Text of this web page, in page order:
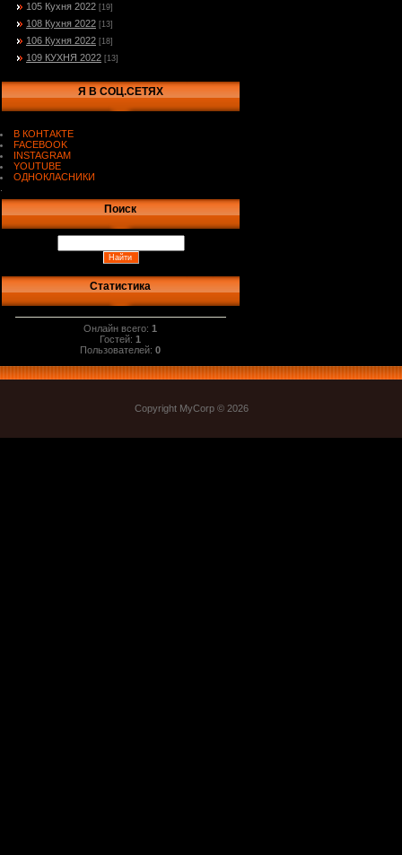
105 Кухня 2022 [19]
108 Кухня 2022 [13]
106 Кухня 2022 [18]
109 КУХНЯ 2022 [13]
Я В СОЦ.СЕТЯХ
В КОНТАКТЕ
FACEBOOK
INSTAGRAM
YOUTUBE
ОДНОКЛАСНИКИ
Поиск
Статистика
Онлайн всего:1
Гостей:1
Пользователей:0
Copyright MyCorp © 2026